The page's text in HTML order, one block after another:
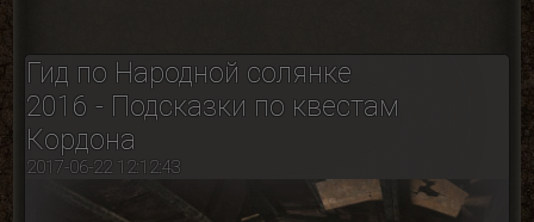
Гид по Народной солянке
2016 - Подсказки по квестам
Кордона
2017-06-22 12:12:43